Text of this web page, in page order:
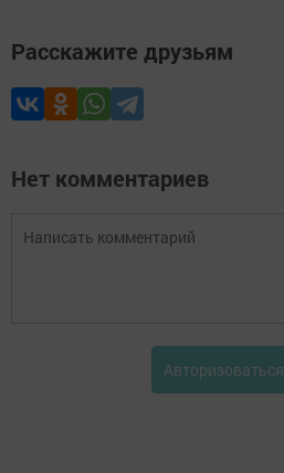
Расскажите друзьям
Нет комментариев
Авторизоваться